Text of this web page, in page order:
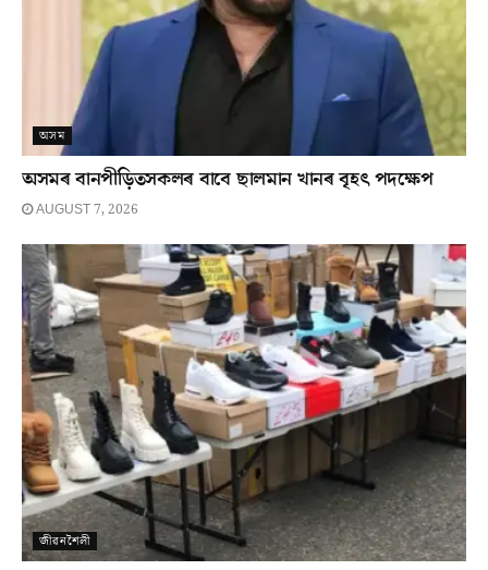
অসম
অসমৰ বানপীড়িতসকলৰ বাবে ছালমান খানৰ বৃহৎ পদক্ষেপ
AUGUST 7, 2026
জীৱনশৈলী